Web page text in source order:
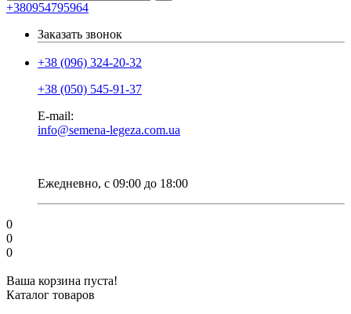
+380954795964
Заказать звонок
+38 (096) 324-20-32
+38 (050) 545-91-37
E-mail:
info@semena-legeza.com.ua
Ежедневно, с 09:00 до 18:00
0
0
0
Ваша корзина пуста!
Каталог товаров